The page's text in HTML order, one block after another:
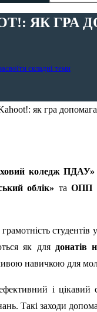
ЯК ГРА
складні теми
коледж ПДАУ»
облік» таОПП
студентів
як для донатів
навичкою для
і
Такі заходи